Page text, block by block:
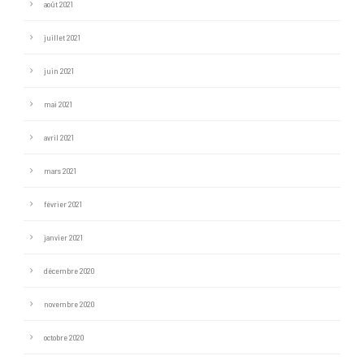
août 2021
juillet 2021
juin 2021
mai 2021
avril 2021
mars 2021
février 2021
janvier 2021
décembre 2020
novembre 2020
octobre 2020